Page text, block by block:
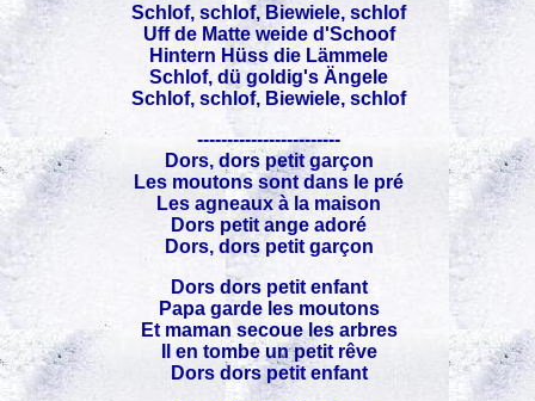
Schlof, schlof, Biewiele, schlof
Uff de Matte weide d'Schoof
Hintern Hüss die Lämmele
Schlof, dü goldig's Ängele
Schlof, schlof, Biewiele, schlof
------------------------
Dors, dors petit garçon
Les moutons sont dans le pré
Les agneaux à la maison
Dors petit ange adoré
Dors, dors petit garçon
Dors dors petit enfant
Papa garde les moutons
Et maman secoue les arbres
Il en tombe un petit rêve
Dors dors petit enfant